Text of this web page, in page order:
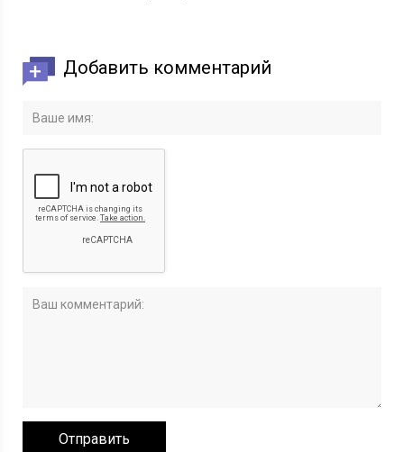
Добавить комментарий